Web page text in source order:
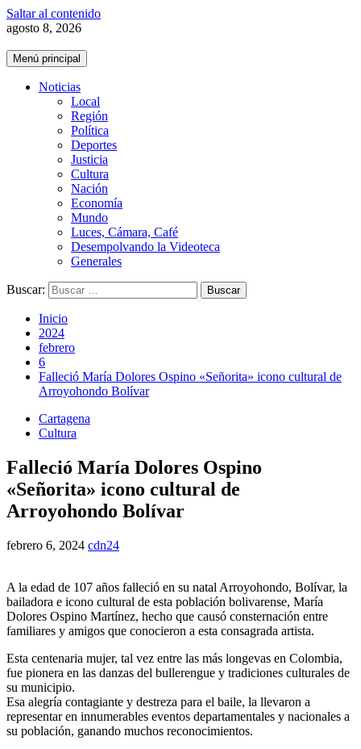
Saltar al contenido
agosto 8, 2026
Menú principal
Noticias
Local
Región
Política
Deportes
Justicia
Cultura
Nación
Economía
Mundo
Luces, Cámara, Café
Desempolvando la Videoteca
Generales
Buscar:
Inicio
2024
febrero
6
Falleció María Dolores Ospino «Señorita» icono cultural de
Arroyohondo Bolívar
Cartagena
Cultura
Falleció María Dolores Ospino
«Señorita» icono cultural de
Arroyohondo Bolívar
febrero 6, 2024 cdn24
A la edad de 107 años falleció en su natal Arroyohondo, Bolívar, la
bailadora e icono cultural de esta población bolivarense, María
Dolores Ospino Martínez, hecho que causó consternación entre
familiares y amigos que conocieron a esta consagrada artista.
Esta centenaria mujer, tal vez entre las más longevas en Colombia,
fue pionera en las danzas del bullerengue y tradiciones culturales de
su municipio.
Esa alegría contagiante y destreza para el baile, la llevaron a
representar en innumerables eventos departamentales y nacionales a
su población, ganando muchos reconocimientos.